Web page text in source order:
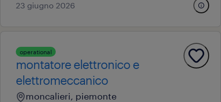
23 giugno 2026
operational
montatore elettronico e
elettromeccanico
moncalieri, piemonte